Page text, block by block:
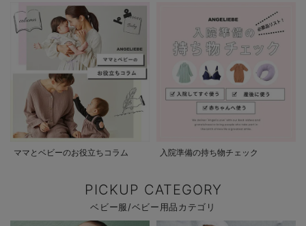
ママとベビーのお役立ちコラム 入院準備の持ち物チェック
PICKUP CATEGORY
ベビー服/ベビー用品カテゴリ